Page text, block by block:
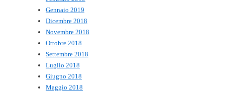
Gennaio 2019
Dicembre 2018
Novembre 2018
Ottobre 2018
Settembre 2018
Luglio 2018
Giugno 2018
Maggio 2018